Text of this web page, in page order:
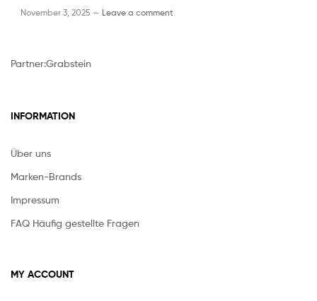
November 3, 2025 — Leave a comment
Partner:Grabstein
INFORMATION
Über uns
Marken-Brands
Impressum
FAQ Häufig gestellte Fragen
MY ACCOUNT